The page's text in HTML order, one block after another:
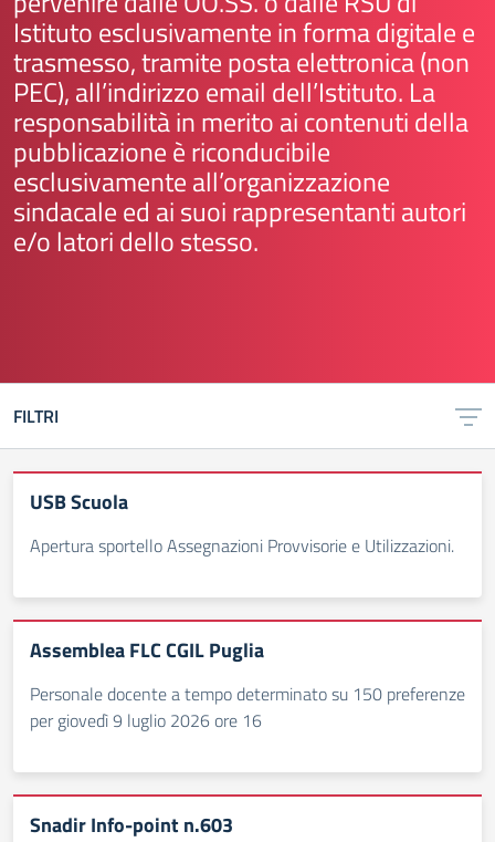
Istituto esclusivamente in forma digitale e
trasmesso, tramite posta elettronica (non
PEC), all’indirizzo email dell’Istituto. La
responsabilità in merito ai contenuti della
pubblicazione è riconducibile
esclusivamente all’organizzazione
sindacale ed ai suoi rappresentanti autori
e/o latori dello stesso.
FILTRI
USB Scuola
Apertura sportello Assegnazioni Provvisorie e Utilizzazioni.
Assemblea FLC CGIL Puglia
Personale docente a tempo determinato su 150 preferenze
per giovedì 9 luglio 2026 ore 16
Snadir Info-point n.603